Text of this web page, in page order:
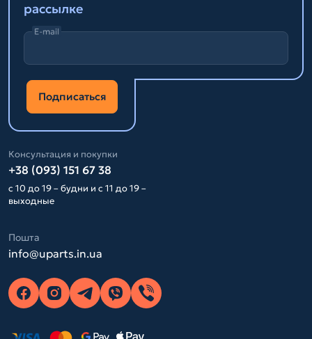
рассылке
E-mail
Подписаться
Консультация и покупки
+38 (093) 151 67 38
с 10 до 19 – будни и с 11 до 19 –
выходные
Пошта
info@uparts.in.ua